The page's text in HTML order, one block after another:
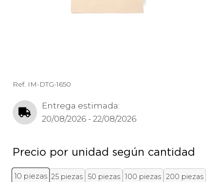
Ref. IM-DTG-1650
Entrega estimada:
20/08/2026 - 22/08/2026
Precio por unidad según cantidad
10 piezas 25 piezas 50 piezas 100 piezas 200 piezas